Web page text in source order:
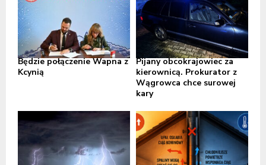
Będzie połączenie Wapna z
Kcynią
Pijany obcokrajowiec za
kierownicą. Prokurator z
Wągrowca chce surowej
kary